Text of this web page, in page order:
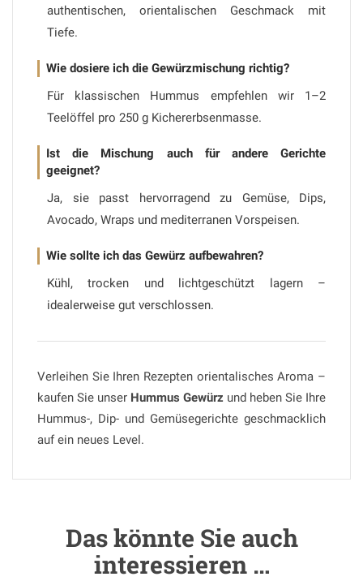
authentischen, orientalischen Geschmack mit
Tiefe.
Wie dosiere ich die Gewürzmischung richtig?
Für klassischen Hummus empfehlen wir 1–2
Teelöffel pro 250 g Kichererbsenmasse.
Ist die Mischung auch für andere Gerichte
geeignet?
Ja, sie passt hervorragend zu Gemüse, Dips,
Avocado, Wraps und mediterranen Vorspeisen.
Wie sollte ich das Gewürz aufbewahren?
Kühl, trocken und lichtgeschützt lagern –
idealerweise gut verschlossen.
Verleihen Sie Ihren Rezepten orientalisches Aroma –
kaufen Sie unser Hummus Gewürz und heben Sie Ihre
Hummus-, Dip- und Gemüsegerichte geschmacklich
auf ein neues Level.
Das könnte Sie auch
interessieren …